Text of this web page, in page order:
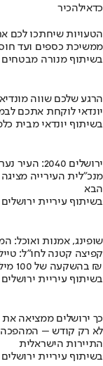
כדאילהכיר
הטעויות שיחתכו לכם
ממשיכת כספים ועד
בשיתוף מנורה מבטחים
הרגע שלכם שווה
יונדאי לוקחת אתכם
בשיתוף יונדאי מבית
ירושלים 2040: העיר נערכת ל- 1.5 מליון תושבים
מנכ"לית העירייה
הבא
בשיתוף עיריית ירושלים
שופינג, אמנות
קפיצה קטנה לחו"ל:
בהשקעה של 100 מיליון ₪
בשיתוף עיריית ירושלים
כך ירושלים ממציאה
לא רק קודש – המהפכה
התיירות הישראלית
בשיתוף עיריית ירושלים